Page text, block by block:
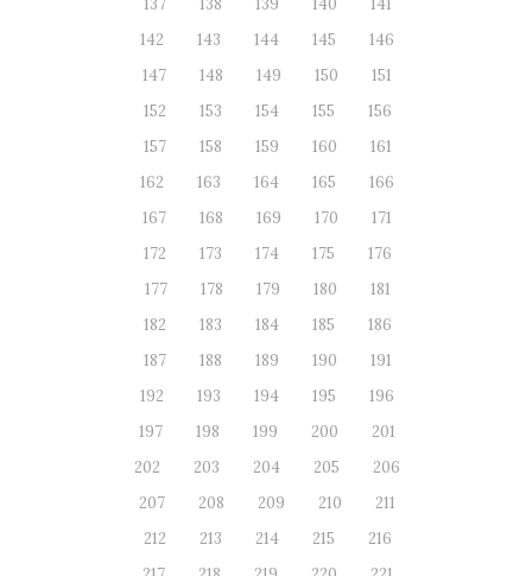
137
138 139 140
141
142
143 144 145
146
147
148 149 150
151
152
153 154 155
156
157
158 159 160
161
162
163 164 165
166
167
168 169 170
171
172
173 174 175
176
177
178 179 180
181
182
183 184 185
186
187
188 189 190
191
192
193 194 195
196
197
198 199 200
201
202
203 204 205
206
207
208 209 210
211
212
213 214 215
216